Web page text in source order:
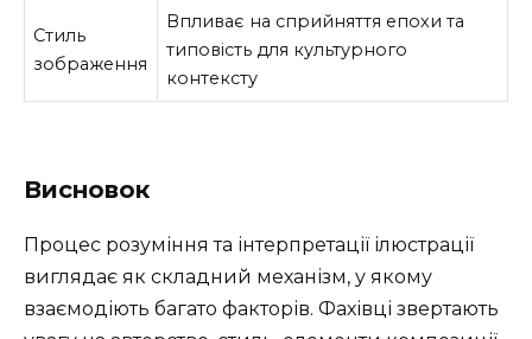
Стиль
зображення
Впливає на сприйняття епохи та
типовість для культурного
контексту
Висновок
Процес розуміння та інтерпретації ілюстрації
виглядає як складний механізм, у якому
взаємодіють багато факторів. Фахівці звертають